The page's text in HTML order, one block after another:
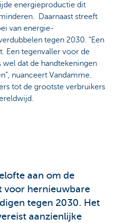
energieproductie dit
Daarnaast streeft
van energie-
tegen 2030. “Een
Een tegenvaller voor de
dat de handtekeningen
nuanceert Vandamme.
tot de grootste verbruikers
aan om de
voor hernieuwbare
tegen 2030. Het
aanzienlijke